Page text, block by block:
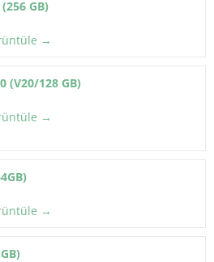
GB)
→
(V20/128 GB)
→
→